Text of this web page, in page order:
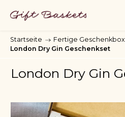
Startseite / Fertige
London Dry Gin Geschenkset
London Dry Gin